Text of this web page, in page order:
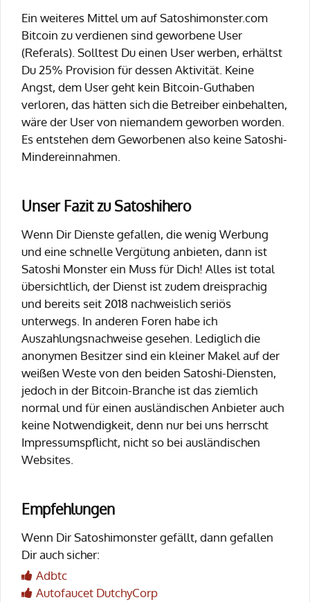
Ein weiteres Mittel um auf Satoshimonster.com
Bitcoin zu verdienen sind geworbene User
(Referals). Solltest Du einen User werben, erhältst
Du 25% Provision für dessen Aktivität. Keine
Angst, dem User geht kein Bitcoin-Guthaben
verloren, das hätten sich die Betreiber einbehalten,
wäre der User von niemandem geworben worden.
Es entstehen dem Geworbenen also keine Satoshi-
Mindereinnahmen.
Unser Fazit zu Satoshihero
Wenn Dir Dienste gefallen, die wenig Werbung
und eine schnelle Vergütung anbieten, dann ist
Satoshi Monster ein Muss für Dich! Alles ist total
übersichtlich, der Dienst ist zudem dreisprachig
und bereits seit 2018 nachweislich seriös
unterwegs. In anderen Foren habe ich
Auszahlungsnachweise gesehen. Lediglich die
anonymen Besitzer sind ein kleiner Makel auf der
weißen Weste von den beiden Satoshi-Diensten,
jedoch in der Bitcoin-Branche ist das ziemlich
normal und für einen ausländischen Anbieter auch
keine Notwendigkeit, denn nur bei uns herrscht
Impressumspflicht, nicht so bei ausländischen
Websites.
Empfehlungen
Wenn Dir Satoshimonster gefällt, dann gefallen
Dir auch sicher:
Adbtc
Autofaucet DutchyCorp